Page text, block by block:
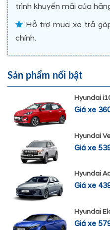
trình khuyến mãi của
Hỗ trợ mua xe trả
chính.
Sản phẩm nổi bật
Hyundai
Giá xe
Hyundai
Giá xe
Hyundai
Giá xe
Hyundai
Giá xe